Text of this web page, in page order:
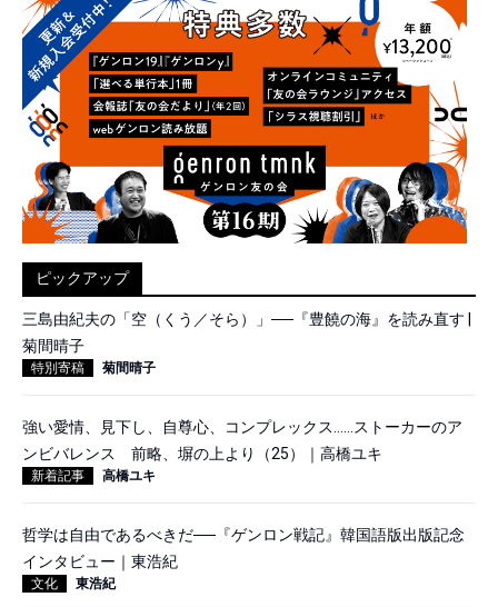
ピックアップ
三島由紀夫の「空（くう／そら）」──『豊饒の海』を読み直す |
菊間晴子
特別寄稿 菊間晴子
強い愛情、見下し、自尊心、コンプレックス……ストーカーのア
ンビバレンス 前略、塀の上より（25）｜高橋ユキ
新着記事 高橋ユキ
哲学は自由であるべきだ──『ゲンロン戦記』韓国語版出版記念
インタビュー｜東浩紀
文化 東浩紀